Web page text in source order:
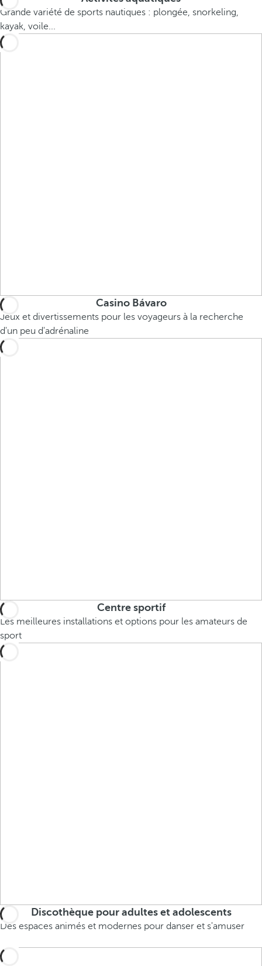
Grande variété de sports nautiques : plongée, snorkeling,
kayak, voile...
Casino Bávaro
Jeux et divertissements pour les voyageurs à la recherche
d'un peu d'adrénaline
Centre sportif
Les meilleures installations et options pour les amateurs de
sport
Discothèque pour adultes et adolescents
Des espaces animés et modernes pour danser et s'amuser